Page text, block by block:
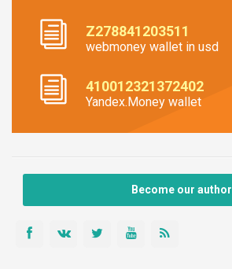
Z278841203511
webmoney wallet in usd
410012321372402
Yandex.Money wallet
Become our author